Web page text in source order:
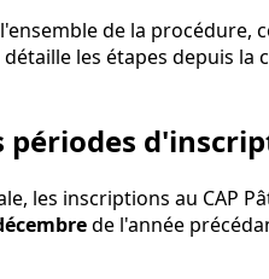
de la procédure,
détaille les étapes depuis
périodes
les inscriptions au CAP
de l'année